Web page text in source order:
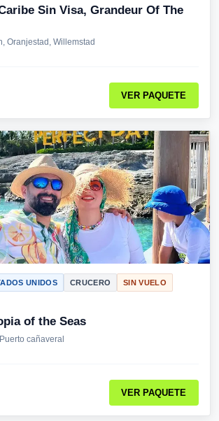
Sin Visa, Grandeur Of The
Oranjestad, Willemstad
VER PAQUETE
UNIDOS CRUCERO SIN VUELO
of the Seas
cañaveral
VER PAQUETE